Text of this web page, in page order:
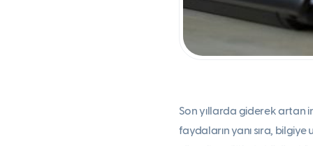
Son yıllarda giderek artan
faydaların yanı sıra,